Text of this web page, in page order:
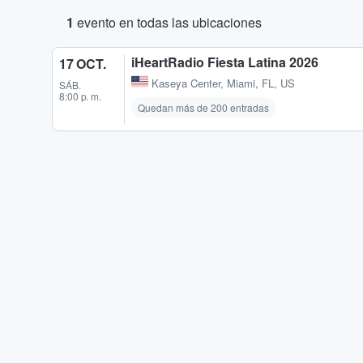
1 evento en todas las ubicaciones
17 OCT.
SÁB.
8:00 p. m.
iHeartRadio Fiesta Latina 2026
Kaseya Center, Miami, FL, US
Quedan más de 200 entradas